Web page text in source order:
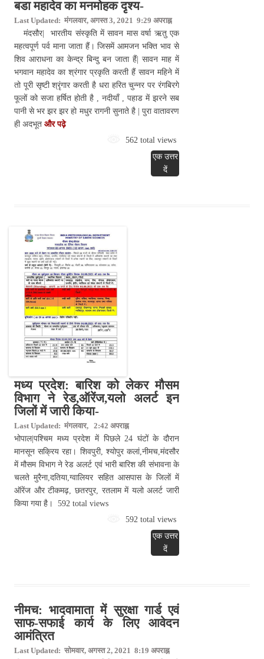
बडा महादेव का मनमोहक दृश्य-
Last Updated: मंगलवार, अगस्त 3, 2021 9:29 अपराह्न
मंदसौर| भारतीय संस्कृति में सावन मास वर्षा ऋतु एक
महत्वपूर्ण पर्व माना जाता हैं। जिसमें आमजन भक्ति भाव से
शिव आराधना का केन्द्र बिन्दु बन जाता हैं| सावन माह में
भगवान महादेव का श्रंगार प्रकृति करती हैं सावन महिने में
तो पूरी सृष्टी श्रृंगार करती है धरा हरित चुन्नर पर रंगबिरगे
फूलों को सजा हर्षित होती है , नदीयाँ , पहाड में झरने सब
पानी से भर झर झर हो मधुर रागनी सुनाते है | पुरा वातावरण
ही अदभूत और पढ़े
562 total views
एक उत्तर
दें
मध्य प्रदेश: बारिश को लेकर मौसम
विभाग ने रेड,ऑरेंज,यलो अलर्ट इन
जिलों में जारी किया-
Last Updated: मंगलवार, 2:42 अपराह्न
भोपाल|पश्चिम मध्य प्रदेश में पिछले 24 घंटों के ​दौरान
मानसून सक्रिय रहा। शिवपुरी, श्योपुर कलां,नीमच,मंदसौर
में मौसम विभाग ने रेड अलर्ट एवं भारी बारिश की संभावना के
चलते मुरैना,दतिया,ग्वालियर​ सहित आसपास के जिलों में
ऑरेंज और टीकमढ़, छतरपुर, रतलाम में यलो अलर्ट जारी
किया गया है। 592 total views
592 total views
एक उत्तर
दें
नीमच: भादवामाता में सुरक्षा गार्ड एवं
साफ-सफाई कार्य के लिए आवेदन
आमंत्रित
Last Updated: सोमवार, अगस्त 2, 2021 8:19 अपराह्न